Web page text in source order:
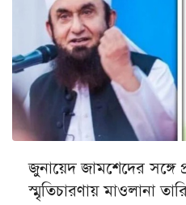
জুনায়েদ জামশেদের সঙ্গে
স্মৃতিচারণায় মাওলানা